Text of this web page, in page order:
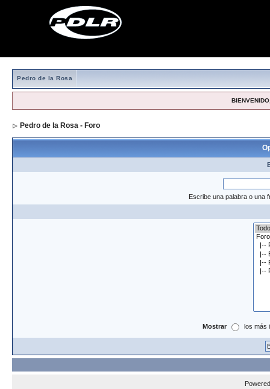
Pedro de la Rosa
Pedro de la Rosa - Foro
Escribe una palabra o una
Mostrar los más